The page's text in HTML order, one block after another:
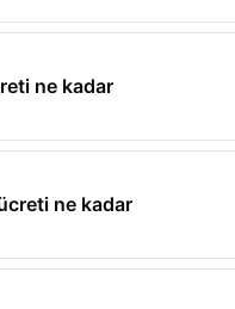
ne kadar
ne kadar